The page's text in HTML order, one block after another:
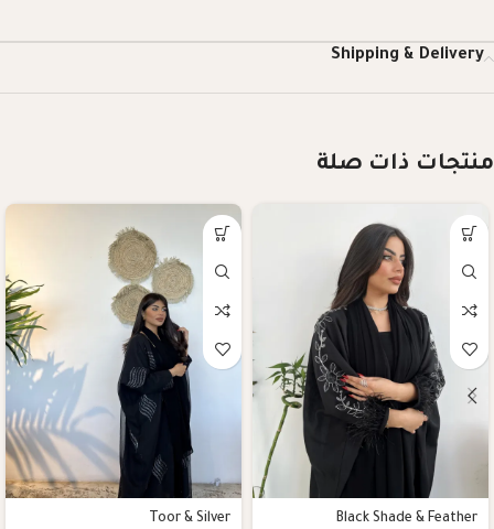
Shipping & Delivery
منتجات ذات صلة
Black Shade & Feather
Toor & Silver